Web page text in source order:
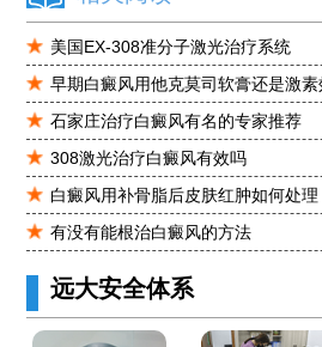
肚子上有几块白色斑块怎么
美国EX-308准分子激光治疗系统
早期白癜风用他克莫司软膏还是激
石家庄治疗白癜风有名的专家推荐
308激光治疗白癜风有效吗
白癜风用补骨脂后皮肤红肿如何处理
有没有能根治白癜风的方法
远大安全体系